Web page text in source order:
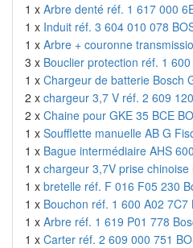
1 x Arbre denté réf. 1 617 000
1 x Induit réf. 3 604 010 078
1 x Arbre + couronne
3 x Bouclier protection réf. 1
1 x Chargeur de batterie Bosch
2 x chargeur 3,7 V réf. 2 609
2 x Chaine pour GKE 35 BCE
1 x Soufflette manuelle AB G
1 x Bague intermédiaire AHS
1 x chargeur 3,7V prise
1 x bretelle réf. F 016 F05 230
1 x Bouchon réf. 1 600 A02 7C7
1 x Arbre réf. 1 619 P01 778
1 x Carter réf. 2 609 000 751